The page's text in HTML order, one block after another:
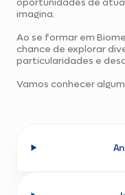
imagina.
Ao se formar em
chance de explorar
particularidades e
Vamos conhecer